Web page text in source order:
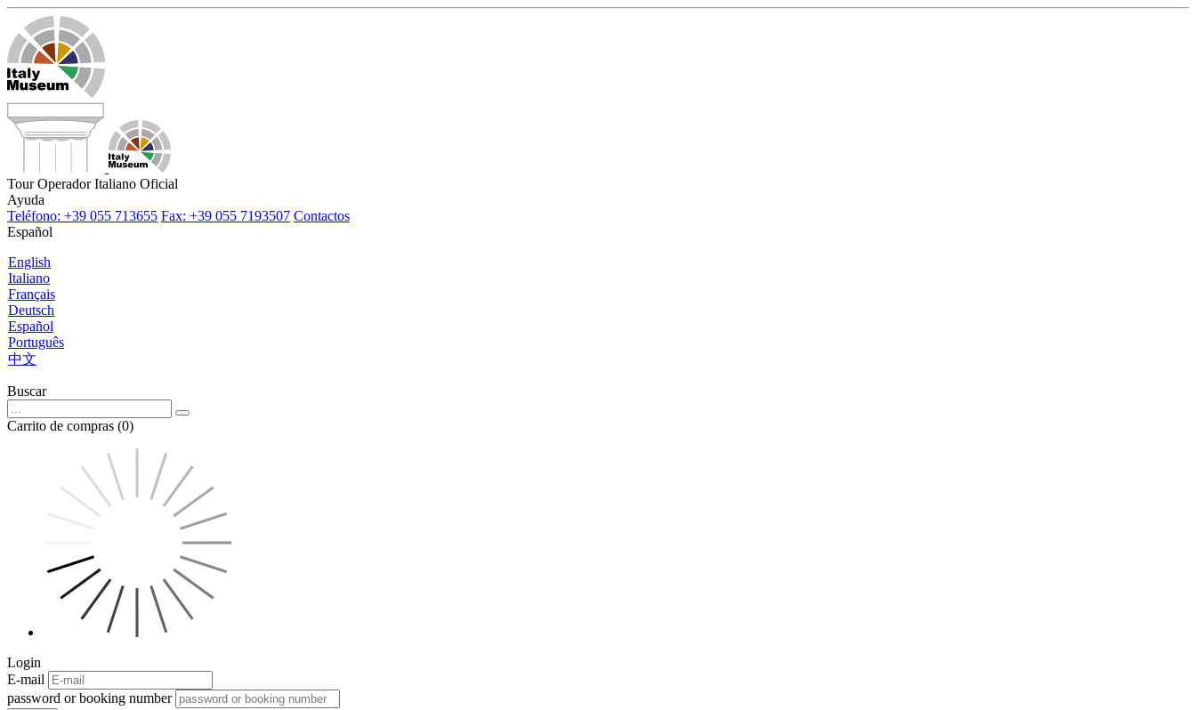
Tour Operador Italiano Oficial
Ayuda
Teléfono: +39 055 713655 Fax: +39 055 7193507 Contactos
Español
English
Italiano
Français
Deutsch
Español
Português
中文
Buscar
Carrito de compras (0)
Login
E-mail
password or booking number